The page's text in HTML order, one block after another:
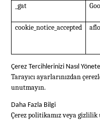
_gat
cookie_notice_accepted
Çerez Tercihlerinizi Nasıl
Tarayıcı ayarlarınızdan
unutmayın.
Daha Fazla Bilgi
Çerez politikamız veya